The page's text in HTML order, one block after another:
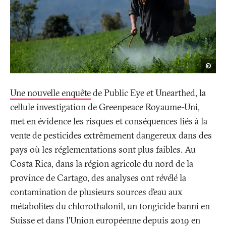
©José
Une nouvelle enquêtede Public Eye et Unearthed, la
cellule investigation de Greenpeace Royaume-Uni,
met en évidence les risques et conséquences liés à la
vente de pesticides extrêmement dangereux dans des
pays où les réglementations sont plus faibles. Au
Costa Rica, dans la région agricole du nord de la
province de Cartago, des analyses ont révélé la
contamination de plusieurs sources d’eau aux
métabolites du chlorothalonil, un fongicide banni en
Suisse et dans l’Union européenne depuis 2019 en